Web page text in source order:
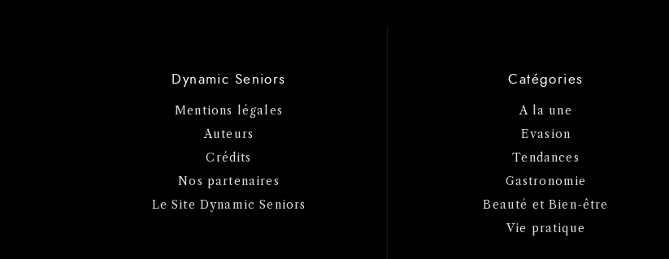
Dynamic Seniors
Mentions légales
Auteurs
Crédits
Nos partenaires
Le Site Dynamic Seniors
Catégories
A la une
Evasion
Tendances
Gastronomie
Beauté et Bien-être
Vie pratique